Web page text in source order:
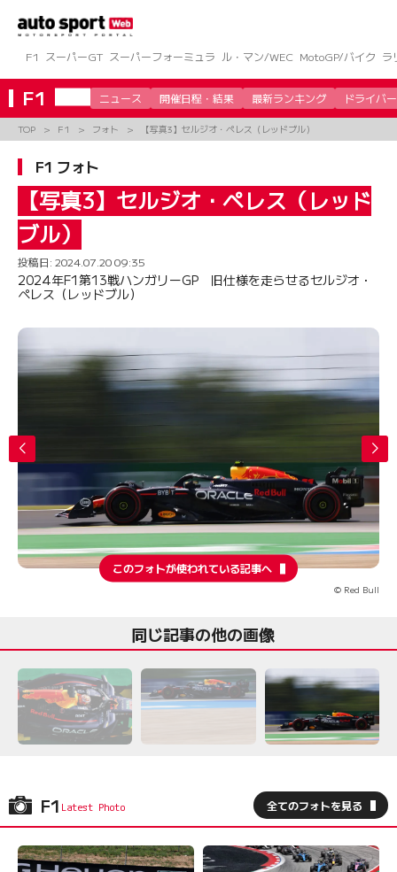
ツ
へ
ス
キ
ッ
F1 スーパーGT スーパーフォーミュラ ル・マン/WEC MotoGP/バイク ラ
F1 ニュース 開催日程・結果 最新ランキング ドライバー
TOP F1 フォト 【写真3】セルジオ・ペレス（レッドブル）
F1 フォト
【写真3】セルジオ・ペレス（レッド
ブル）
投稿日: 2024.07.20 09:35
2024年F1第13戦ハンガリーGP 旧仕様を走らせるセルジオ・
ペレス（レッドブル）
このフォトが使われている記事へ
© Red Bull
同じ記事の他の画像
F1 全てのフォトを見る